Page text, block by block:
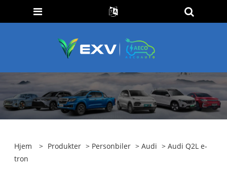
Hjem > Produkter > Personbiler >Audi > Audi Q2L e-
tron